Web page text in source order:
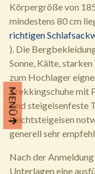
MENÜ
Körpergröße von
mindestens 80 cm
richtigen
). Die
Sonne, Kälte,
zum Hochlager
Trekkingschuhe mit
sind steigeisenfeste
Leichtsteigeisen
generell sehr
Nach der
Unterlagen eine